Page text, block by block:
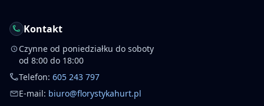
Kontakt
Czynne od poniedziałku do soboty
od 8:00 do 18:00
Telefon: 605 243 797
E-mail: biuro@florystykahurt.pl